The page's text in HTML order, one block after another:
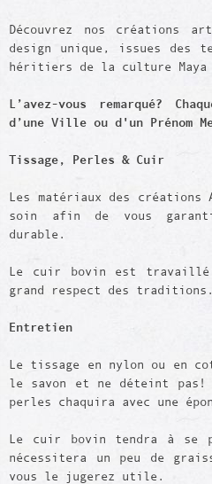
Découvrez nos créations
design unique, issues des
héritiers de la culture Maya
L’avez-vous remarqué?
d’une Ville ou d'un Prénom
Tissage, Perles & Cuir
Les matériaux des créations
soin afin de vous
durable.
Le cuir bovin est
grand respect des
Entretien
Le tissage en nylon ou en
le savon et ne déteint pas!
perles chaquira avec une
Le cuir bovin tendra à se
nécessitera un peu de
vous le jugerez utile.